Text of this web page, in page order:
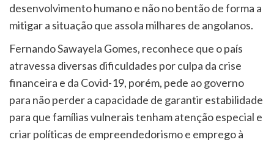
desenvolvimento humano e não no bentão de forma a
mitigar a situação que assola milhares de angolanos.
Fernando Sawayela Gomes, reconhece que o país
atravessa diversas dificuldades por culpa da crise
financeira e da Covid-19, porém, pede ao governo
para não perder a capacidade de garantir estabilidade
para que famílias vulnerais tenham atenção especial e
criar políticas de empreendedorismo e emprego à